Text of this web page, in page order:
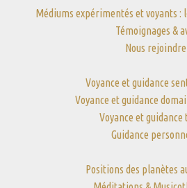
Médiums expérimentés et voyants :
Témoignages &
Nous rejoindre
Voyance et guidance
Voyance et guidance
Voyance et
Guidance
Positions des planètes